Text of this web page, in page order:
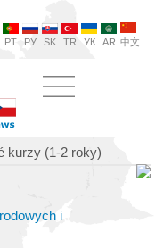
PT РУ SK TR УК AR 中文
kurzy (1-2 roky)
i